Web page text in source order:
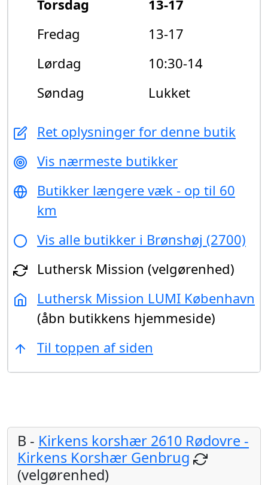
Torsdag
13-17
Fredag
13-17
Lørdag
10:30-14
Søndag
Lukket
Ret oplysninger for denne butik
Vis nærmeste butikker
Butikker længere væk - op til 60
km
Vis alle butikker i Brønshøj (2700)
Luthersk Mission (velgørenhed)
Luthersk Mission LUMI København
(åbn butikkens hjemmeside)
Til toppen af siden
B - Kirkens korshær 2610 Rødovre -
Kirkens Korshær Genbrug
(velgørenhed)